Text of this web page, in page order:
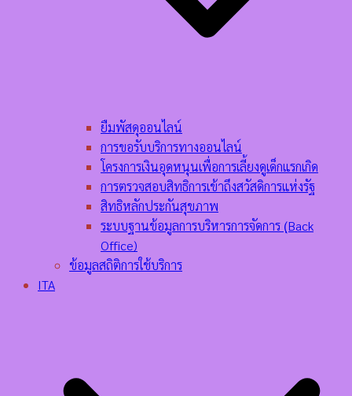
ยืมพัสดุออนไลน์
การขอรับบริการทางออนไลน์
โครงการเงินอุดหนุนเพื่อการเลี้ยงดูเด็กแรกเกิด
การตรวจสอบสิทธิการเข้าถึงสวัสดิการแห่งรัฐ
สิทธิหลักประกันสุขภาพ
ระบบฐานข้อมูลการบริหารการจัดการ (ฺBack
Office)
ข้อมูลสถิติการใช้บริการ
ITA